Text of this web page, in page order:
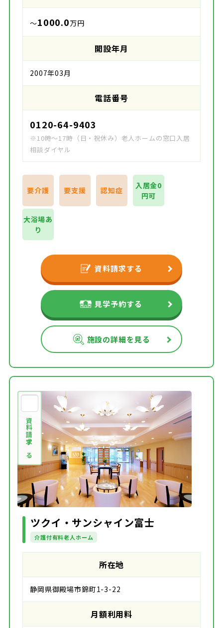
～1000.0万円
開設年月
2007年03月
電話番号
0120-64-9403
※10時～17時（日・祝休み）老人ホームの窓口入居
相談ダイヤル
要介護 要支援 認知症
入居金0
円可
大浴場あ
り
資料請求する
見学予約する
施設の詳細を見る
資料請求する
ツクイ・サンシャイン富士
介護付有料老人ホーム
所在地
静岡県御殿場市錦町1-3-22
月額利用料